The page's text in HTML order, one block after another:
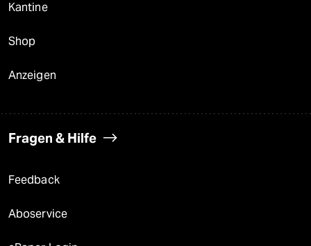
Kantine
Shop
Anzeigen
Fragen & Hilfe
Feedback
Aboservice